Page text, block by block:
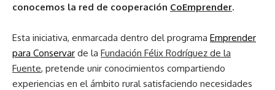
conocemos la red de cooperación CoEmprender.
Esta iniciativa, enmarcada dentro del programa Emprender
para Conservar de la Fundación Félix Rodríguez de la
Fuente, pretende unir conocimientos compartiendo
experiencias en el ámbito rural satisfaciendo necesidades